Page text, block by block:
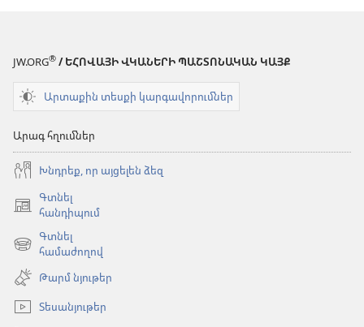
JW.ORG® / ԵՀՈՎԱՅԻ ՎԿԱՆԵՐԻ ՊԱՇՏՈՆԱԿԱՆ ԿԱՅՔ
Արտաքին տեսքի կարգավորումներ
Արագ հղումներ
Խնդրեք, որ այցելեն ձեզ
Գտնել
հանդիպում
(բացվում
նոր
պատուհան)
Գտնել
համաժողով
(բացվում
նոր
պատուհան)
Թարմ նյութեր
Տեսանյութեր